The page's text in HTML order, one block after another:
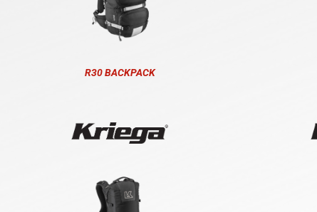
R30 BACKPACK